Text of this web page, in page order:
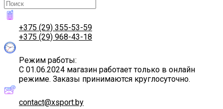
+375 (29) 355-53-59
+375 (29) 968-43-18
Режим работы:
С 01.06.2024 магазин работает только в онлайн
режиме. Заказы принимаются круглосуточно.
contact@xsport.by